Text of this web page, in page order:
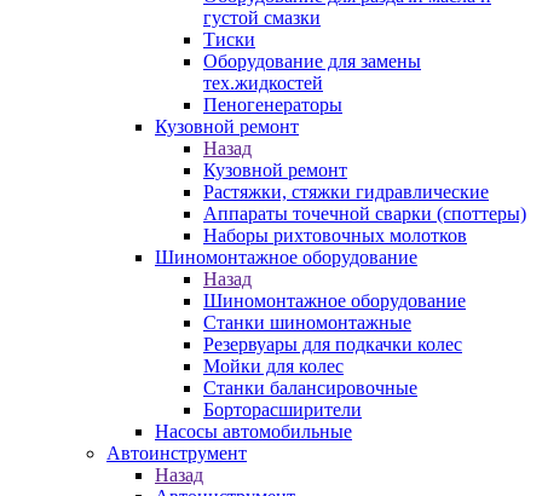
густой смазки
Тиски
Оборудование для замены
тех.жидкостей
Пеногенераторы
Кузовной ремонт
Назад
Кузовной ремонт
Растяжки, стяжки гидравлические
Аппараты точечной сварки (споттеры)
Наборы рихтовочных молотков
Шиномонтажное оборудование
Назад
Шиномонтажное оборудование
Станки шиномонтажные
Резервуары для подкачки колес
Мойки для колес
Станки балансировочные
Борторасширители
Насосы автомобильные
Автоинструмент
Назад